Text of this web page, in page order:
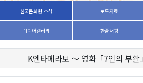
한국문화원 소식 보도자료
미디어갤러리 한줄서평
K엔타메라보 ～ 영화「7인의 부활」